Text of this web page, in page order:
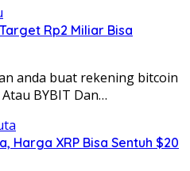
Rp2 Miliar Bisa
anda buat rekening bitcoin
BYBIT Dan…
Harga XRP Bisa Sentuh $20